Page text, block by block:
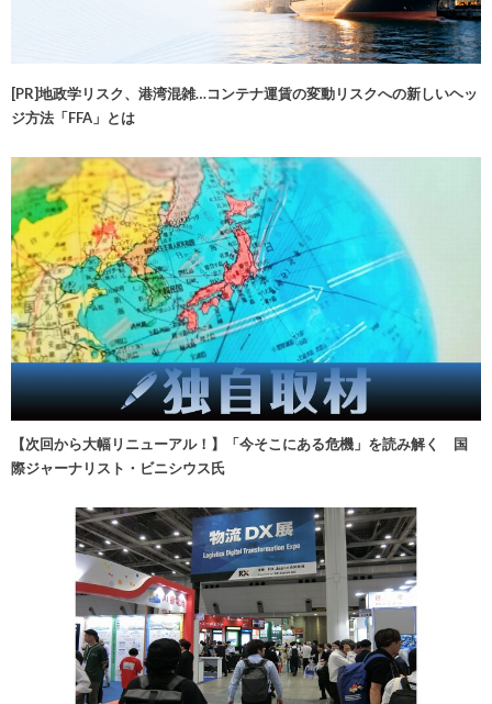
[PR]地政学リスク、港湾混雑…コンテナ運賃の変動リスクへの新しいヘッ
ジ方法「FFA」とは
【次回から大幅リニューアル！】「今そこにある危機」を読み解く 国
際ジャーナリスト・ビニシウス氏